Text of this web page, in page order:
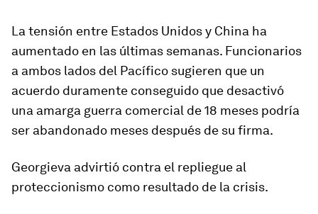
La tensión entre Estados Unidos y China ha
aumentado en las últimas semanas. Funcionarios
a ambos lados del Pacífico sugieren que un
acuerdo duramente conseguido que desactivó
una amarga guerra comercial de 18 meses podría
ser abandonado meses después de su firma.
Georgieva advirtió contra el repliegue al
proteccionismo como resultado de la crisis.